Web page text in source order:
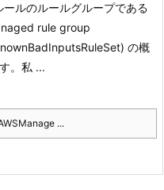
ルのルールグループである
rule group
の概
。 私 ...
...